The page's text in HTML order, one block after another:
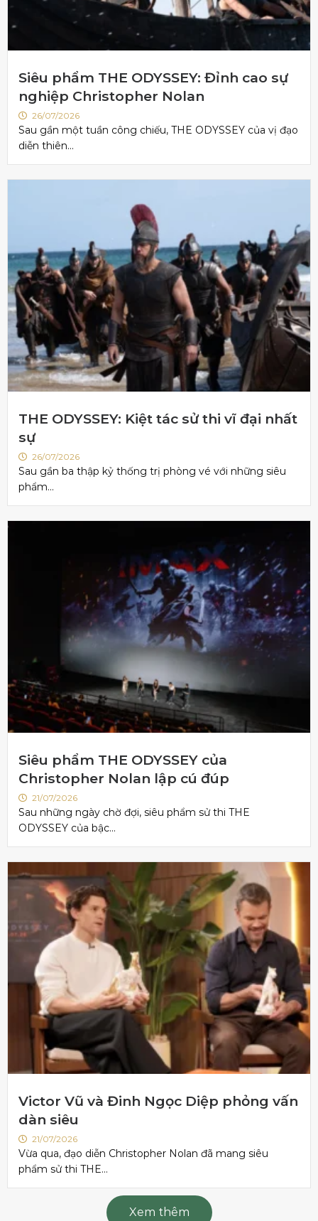
Siêu phẩm THE ODYSSEY: Đỉnh cao sự
nghiệp Christopher Nolan
26/07/2026
Sau gần một tuần công chiếu, THE ODYSSEY của vị đạo
diễn thiên...
THE ODYSSEY: Kiệt tác sử thi vĩ đại nhất
sự
26/07/2026
Sau gần ba thập kỷ thống trị phòng vé với những siêu
phẩm...
Siêu phẩm THE ODYSSEY của
Christopher Nolan lập cú đúp
21/07/2026
Sau những ngày chờ đợi, siêu phẩm sử thi THE
ODYSSEY của bậc...
Victor Vũ và Đinh Ngọc Diệp phỏng vấn
dàn siêu
21/07/2026
Vừa qua, đạo diễn Christopher Nolan đã mang siêu
phẩm sử thi THE...
Xem thêm